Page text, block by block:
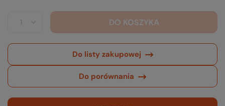
DO KOSZYKA
Do listy zakupowej
Do porównania